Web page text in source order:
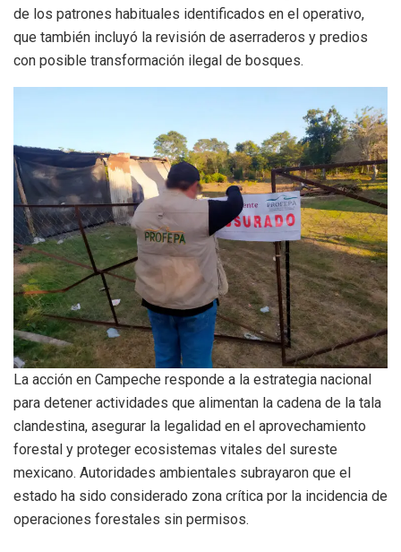
de los patrones habituales identificados en el operativo,
que también incluyó la revisión de aserraderos y predios
con posible transformación ilegal de bosques.
La acción en Campeche responde a la estrategia nacional
para detener actividades que alimentan la cadena de la tala
clandestina, asegurar la legalidad en el aprovechamiento
forestal y proteger ecosistemas vitales del sureste
mexicano. Autoridades ambientales subrayaron que el
estado ha sido considerado zona crítica por la incidencia de
operaciones forestales sin permisos.